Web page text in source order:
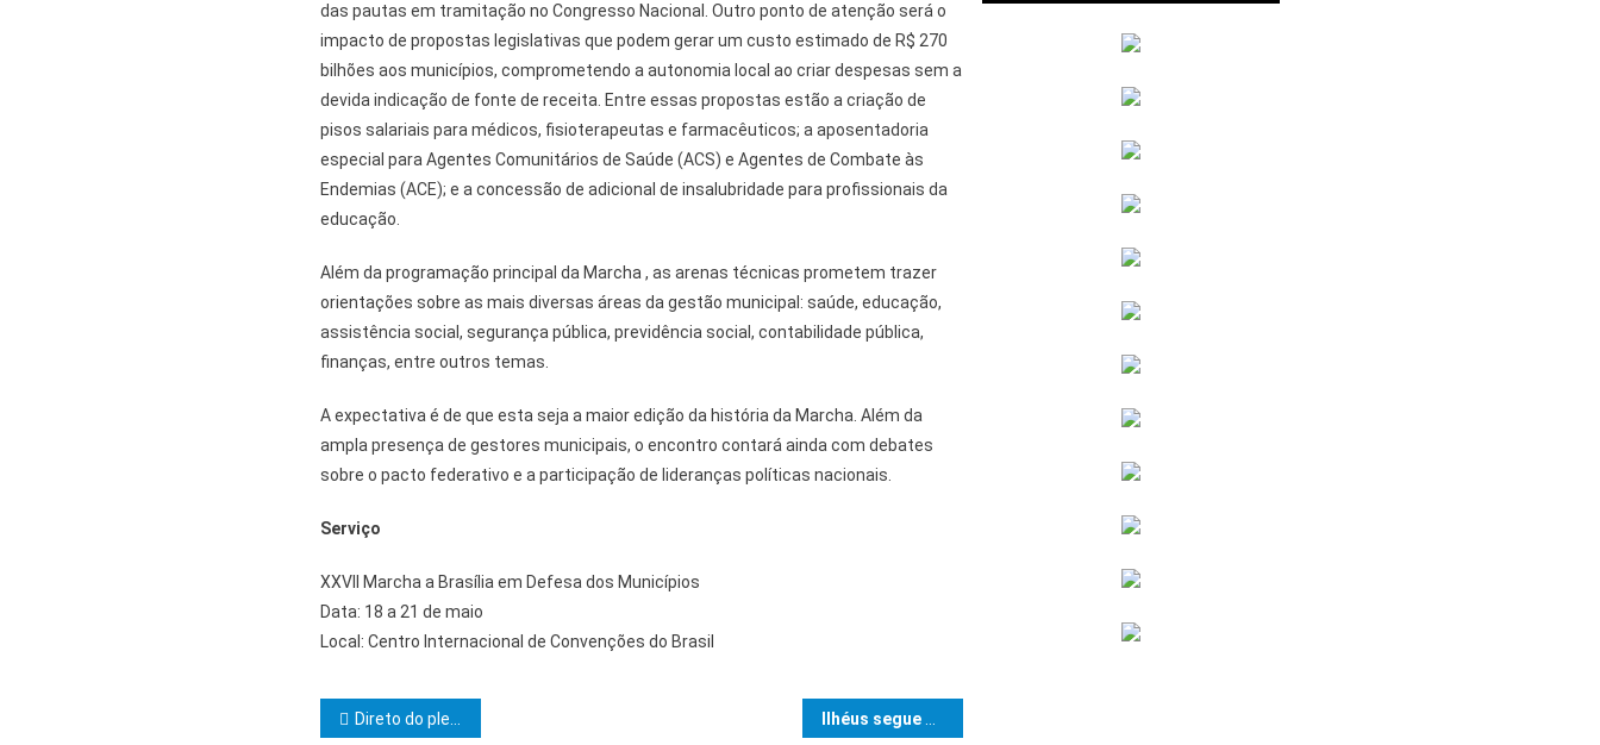
das pautas em tramitação no Congresso Nacional. Outro ponto de atenção será o
impacto de propostas legislativas que podem gerar um custo estimado de R$ 270
bilhões aos municípios, comprometendo a autonomia local ao criar despesas sem a
devida indicação de fonte de receita. Entre essas propostas estão a criação de
pisos salariais para médicos, fisioterapeutas e farmacêuticos; a aposentadoria
especial para Agentes Comunitários de Saúde (ACS) e Agentes de Combate às
Endemias (ACE); e a concessão de adicional de insalubridade para profissionais da
educação.
Além da programação principal da Marcha , as arenas técnicas prometem trazer
orientações sobre as mais diversas áreas da gestão municipal: saúde, educação,
assistência social, segurança pública, previdência social, contabilidade pública,
finanças, entre outros temas.
A expectativa é de que esta seja a maior edição da história da Marcha. Além da
ampla presença de gestores municipais, o encontro contará ainda com debates
sobre o pacto federativo e a participação de lideranças políticas nacionais.
Serviço
XXVII Marcha a Brasília em Defesa dos Municípios
Data: 18 a 21 de maio
Local: Centro Internacional de Convenções do Brasil
Navegação de Post
Direto do plenário da Assembleia Legislativa da Bahia